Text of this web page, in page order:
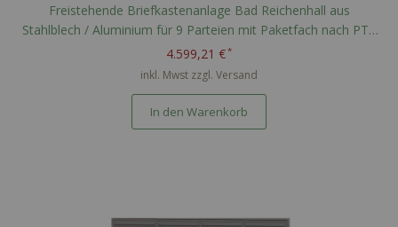
Freistehende Briefkastenanlage Bad Reichenhall aus
Stahlblech / Aluminium für 9 Parteien mit Paketfach nach PTT
Norm - RAL nach Wahl
4.599,21 €
inkl. Mwst zzgl. Versand
In den Warenkorb